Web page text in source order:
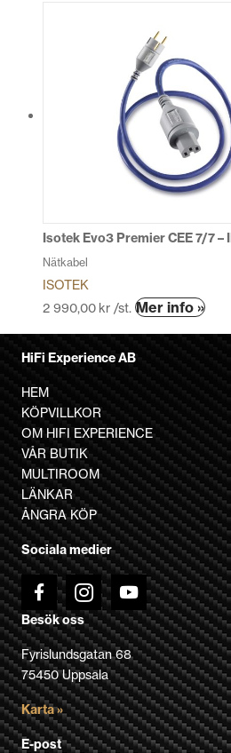
flera
De
olika
kan
väljas
Isotek Evo3 Premier CEE 7/7 –
Nätkabel
ISOTEK
2 990,00 kr /st. Mer info »Den
De
olika
kan
på
HiFi Experience AB
HEM
KÖPVILLKOR
OM HIFI EXPERIENCE
VÅR BUTIK
MULTIROOM
LÄNKAR
ÅNGRA KÖP
Sociala medier
Besök oss
Fyrislundsgatan 68
75450 Uppsala
Karta »
E-post